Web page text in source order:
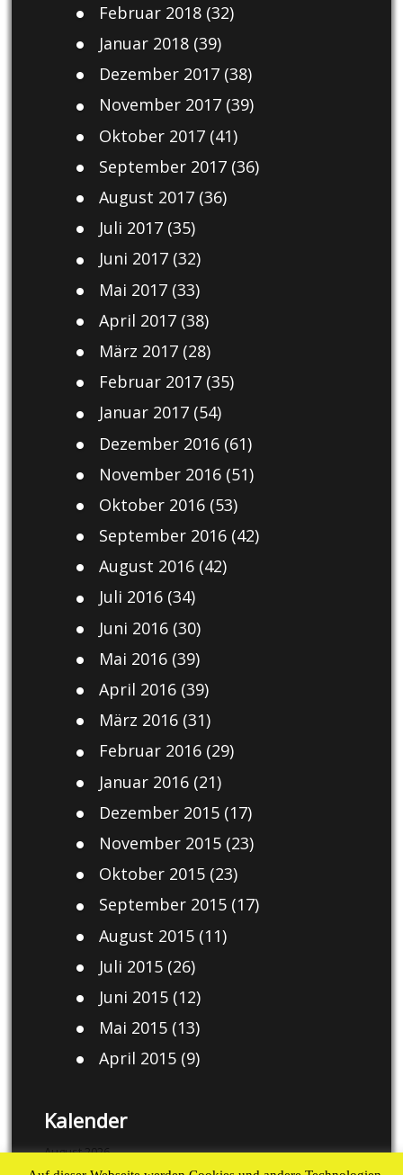
Februar 2018(32)
Januar 2018(39)
Dezember 2017(38)
November 2017(39)
Oktober 2017(41)
September 2017(36)
August 2017(36)
Juli 2017(35)
Juni 2017(32)
Mai 2017(33)
April 2017(38)
März 2017(28)
Februar 2017(35)
Januar 2017(54)
Dezember 2016(61)
November 2016(51)
Oktober 2016(53)
September 2016(42)
August 2016(42)
Juli 2016(34)
Juni 2016(30)
Mai 2016(39)
April 2016(39)
März 2016(31)
Februar 2016(29)
Januar 2016(21)
Dezember 2015(17)
November 2015(23)
Oktober 2015(23)
September 2015(17)
August 2015(11)
Juli 2015(26)
Juni 2015(12)
Mai 2015(13)
April 2015(9)
Kalender
August 2026